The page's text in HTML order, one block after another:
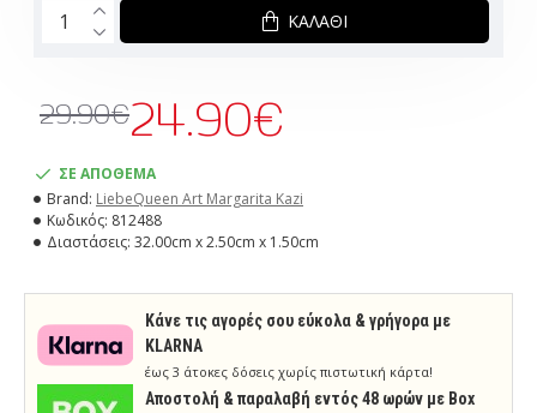
ΣΕ ΑΠΟΘΕΜΑ
Brand: LiebeQueen Art Margarita Kazi
Κωδικός: 812488
Διαστάσεις: 32.00cm x 2.50cm x 1.50cm
24.90€
29.90€
ΚΑΛΆΘΙ
Κάνε τις αγορές σου εύκολα & γρήγορα με
KLARNA
έως 3 άτοκες δόσεις χωρίς πιστωτική κάρτα!
Aποστολή & παραλαβή εντός 48 ωρών με Box